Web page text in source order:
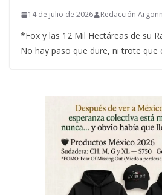
14 de julio de 2026 Redacción
*Fox y las 12 Mil Hectáreas de su
No hay paso que dure, ni trote que